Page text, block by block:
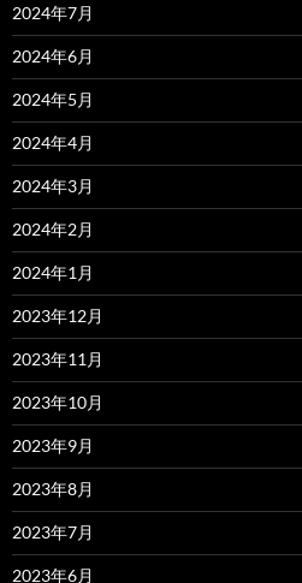
2024年7月
2024年6月
2024年5月
2024年4月
2024年3月
2024年2月
2024年1月
2023年12月
2023年11月
2023年10月
2023年9月
2023年8月
2023年7月
2023年6月